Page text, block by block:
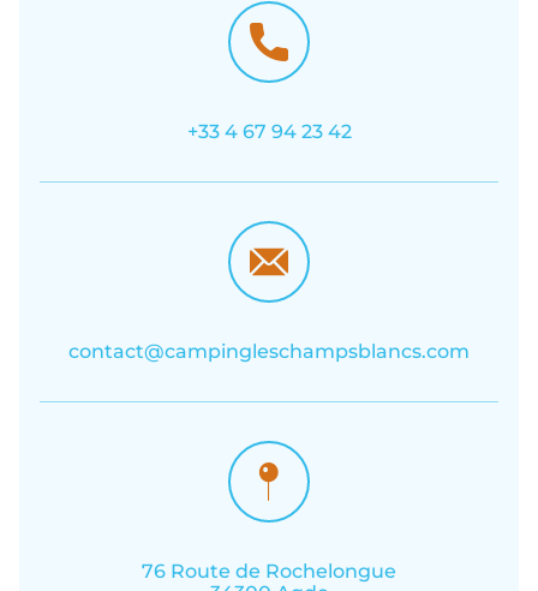
+33 4 67 94 23 42
contact@campingleschampsblancs.com
76 Route de Rochelongue